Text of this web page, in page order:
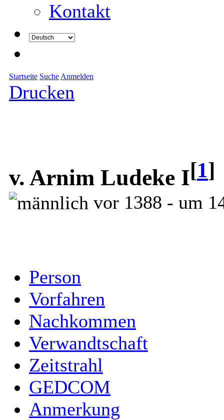
Kontakt
Startseite Suche Anmelden
Drucken
v. Arnim Ludeke I[1]
vor 1388 - um
Person
Vorfahren
Nachkommen
Verwandtschaft
Zeitstrahl
GEDCOM
Anmerkung